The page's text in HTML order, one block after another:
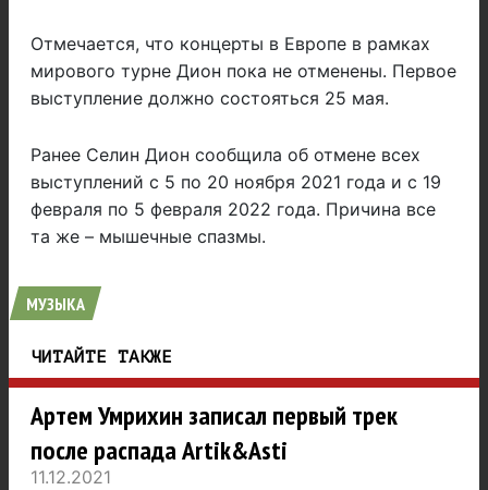
Отмечается, что концерты в Европе в рамках
мирового турне Дион пока не отменены. Первое
выступление должно состояться 25 мая.
Ранее Селин Дион сообщила об отмене всех
выступлений с 5 по 20 ноября 2021 года и с 19
февраля по 5 февраля 2022 года. Причина все
та же – мышечные спазмы.
МУЗЫКА
ЧИТАЙТЕ ТАКЖЕ
Артем Умрихин записал первый трек
после распада Artik&Asti
11.12.2021